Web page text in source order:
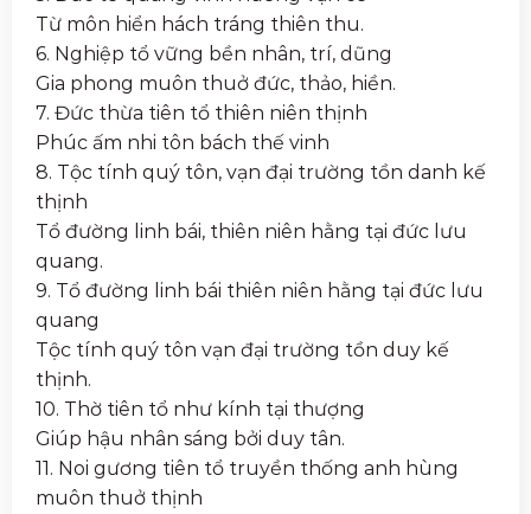
Từ môn hiển hách tráng thiên thu.
6. Nghiệp tổ vững bền nhân, trí, dũng
Gia phong muôn thuở đức, thảo, hiền.
7. Đức thừa tiên tổ thiên niên thịnh
Phúc ấm nhi tôn bách thế vinh
8. Tộc tính quý tôn, vạn đại trường tồn danh kế
thịnh
Tổ đường linh bái, thiên niên hằng tại đức lưu
quang.
9. Tổ đường linh bái thiên niên hằng tại đức lưu
quang
Tộc tính quý tôn vạn đại trường tồn duy kế
thịnh.
10. Thờ tiên tổ như kính tại thượng
Giúp hậu nhân sáng bởi duy tân.
11. Noi gương tiên tổ truyền thống anh hùng
muôn thuở thịnh